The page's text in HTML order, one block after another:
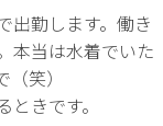
出勤します。働き
本当は水着でいた
笑）
きです。